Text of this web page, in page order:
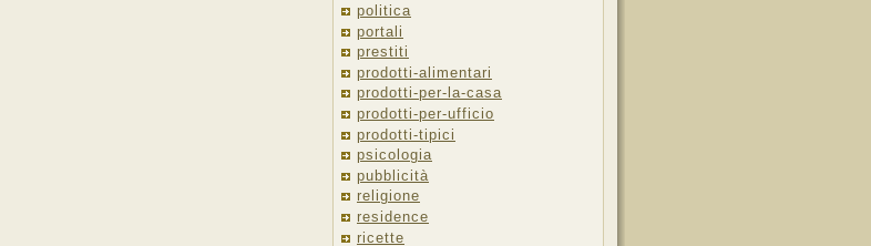
politica
portali
prestiti
prodotti-alimentari
prodotti-per-la-casa
prodotti-per-ufficio
prodotti-tipici
psicologia
pubblicità
religione
residence
ricette